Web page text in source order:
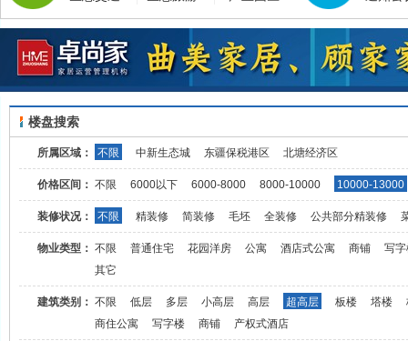
楼盘搜索
所属区域： 不限 中新生态城 东疆保税港区 北塘经济区
价格区间： 不限 6000以下 6000-8000 8000-10000 10000-13000
装修状况： 不限 精装修 简装修 毛坯 全装修 公共部分精装修
物业类型： 不限 普通住宅 花园洋房 公寓 酒店式公寓 商铺
写
其它
建筑类别： 不限 低层 多层 小高层 高层 超高层 板楼 塔楼
商住公寓
写字楼 商铺 产权式酒店